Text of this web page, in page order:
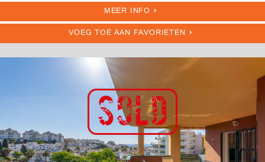
MEER INFO
VOEG TOE AAN FAVORIETEN